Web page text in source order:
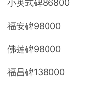
小英式碑86800
福安碑98000
佛莲碑98000
福昌碑138000